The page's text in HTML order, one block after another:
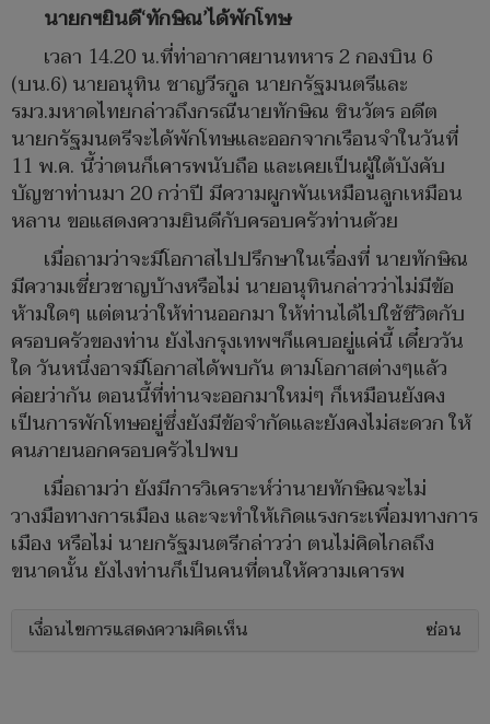
นายกฯยินดี‘ทักษิณ’ได้พักโทษ
เวลา 14.20 น.ที่ท่าอากาศยานทหาร 2 กองบิน 6
(บน.6) นายอนุทิน ชาญวีรกูล นายกรัฐมนตรีและ
รมว.มหาดไทยกล่าวถึงกรณีนายทักษิณ ชินวัตร อดีต
นายกรัฐมนตรีจะได้พักโทษและออกจากเรือนจำในวันที่
11 พ.ค. นี้ว่าตนก็เคารพนับถือ และเคยเป็นผู้ใต้บังคับ
บัญชาท่านมา 20 กว่าปี มีความผูกพันเหมือนลูกเหมือน
หลาน ขอแสดงความยินดีกับครอบครัวท่านด้วย
เมื่อถามว่าจะมีโอกาสไปปรึกษาในเรื่องที่ นายทักษิณ
มีความเชี่ยวชาญบ้างหรือไม่ นายอนุทินกล่าวว่าไม่มีข้อ
ห้ามใดๆ แต่ตนว่าให้ท่านออกมา ให้ท่านได้ไปใช้ชีวิตกับ
ครอบครัวของท่าน ยังไงกรุงเทพฯก็แคบอยู่แค่นี้ เดี๋ยววัน
ใด วันหนึ่งอาจมีโอกาสได้พบกัน ตามโอกาสต่างๆแล้ว
ค่อยว่ากัน ตอนนี้ที่ท่านจะออกมาใหม่ๆ ก็เหมือนยังคง
เป็นการพักโทษอยู่ซึ่งยังมีข้อจำกัดและยังคงไม่สะดวก ให้
คนภายนอกครอบครัวไปพบ
เมื่อถามว่า ยังมีการวิเคราะห์ว่านายทักษิณจะไม่
วางมือทางการเมือง และจะทำให้เกิดแรงกระเพื่อมทางการ
เมือง หรือไม่ นายกรัฐมนตรีกล่าวว่า ตนไม่คิดไกลถึง
ขนาดนั้น ยังไงท่านก็เป็นคนที่ตนให้ความเคารพ
เงื่อนไขการแสดงความคิดเห็น ซ่อน